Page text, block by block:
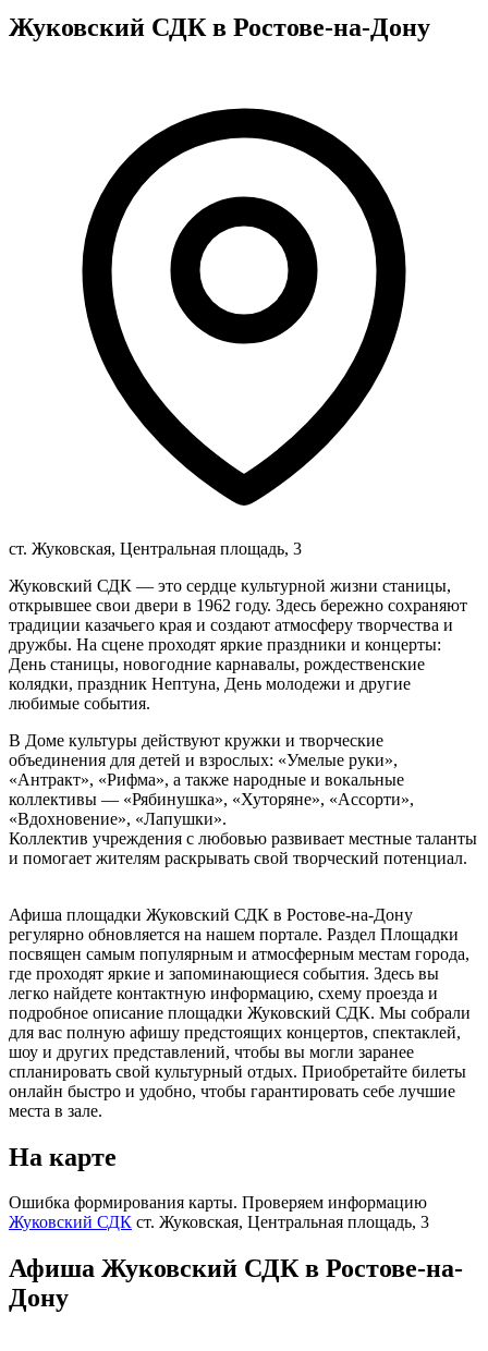
Жуковский СДК в Ростове-на-Дону
ст. Жуковская, Центральная площадь, 3
Жуковский СДК — это сердце культурной жизни станицы,
открывшее свои двери в 1962 году. Здесь бережно сохраняют
традиции казачьего края и создают атмосферу творчества и
дружбы. На сцене проходят яркие праздники и концерты:
День станицы, новогодние карнавалы, рождественские
колядки, праздник Нептуна, День молодежи и другие
любимые события.
В Доме культуры действуют кружки и творческие
объединения для детей и взрослых: «Умелые руки»,
«Антракт», «Рифма», а также народные и вокальные
коллективы — «Рябинушка», «Хуторяне», «Ассорти»,
«Вдохновение», «Лапушки».
Коллектив учреждения с любовью развивает местные таланты
и помогает жителям раскрывать свой творческий потенциал.
Афиша площадки Жуковский СДК в Ростове-на-Дону
регулярно обновляется на нашем портале. Раздел Площадки
посвящен самым популярным и атмосферным местам города,
где проходят яркие и запоминающиеся события. Здесь вы
легко найдете контактную информацию, схему проезда и
подробное описание площадки Жуковский СДК. Мы собрали
для вас полную афишу предстоящих концертов, спектаклей,
шоу и других представлений, чтобы вы могли заранее
спланировать свой культурный отдых. Приобретайте билеты
онлайн быстро и удобно, чтобы гарантировать себе лучшие
места в зале.
На карте
Ошибка формирования карты. Проверяем информацию
Жуковский СДК ст. Жуковская, Центральная площадь, 3
Афиша Жуковский СДК в Ростове-на-
Дону